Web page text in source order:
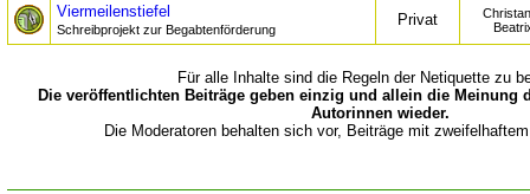
Viermeilenstiefel
Schreibprojekt zur Begabtenförderung
Privat
Für alle Inhalte sind die Regeln der Netiquette zu
Die veröffentlichten Beiträge geben einzig und allein die Meinung
Autorinnen wieder.
Die Moderatoren behalten sich vor, Beiträge mit